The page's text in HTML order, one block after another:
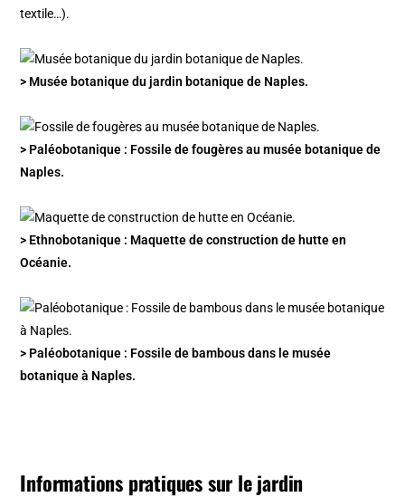
textile…).
> Musée botanique du jardin botanique de Naples.
> Paléobotanique : Fossile de fougères au musée botanique de
Naples.
> Ethnobotanique : Maquette de construction de hutte en
Océanie.
> Paléobotanique : Fossile de bambous dans le musée
botanique à Naples.
Informations pratiques sur le jardin